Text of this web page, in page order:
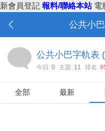
新會員登記 報料/聯絡本站 電
公共小
公共小巴字軌表
今日: 0 主題: 11 排名:
全部 最新